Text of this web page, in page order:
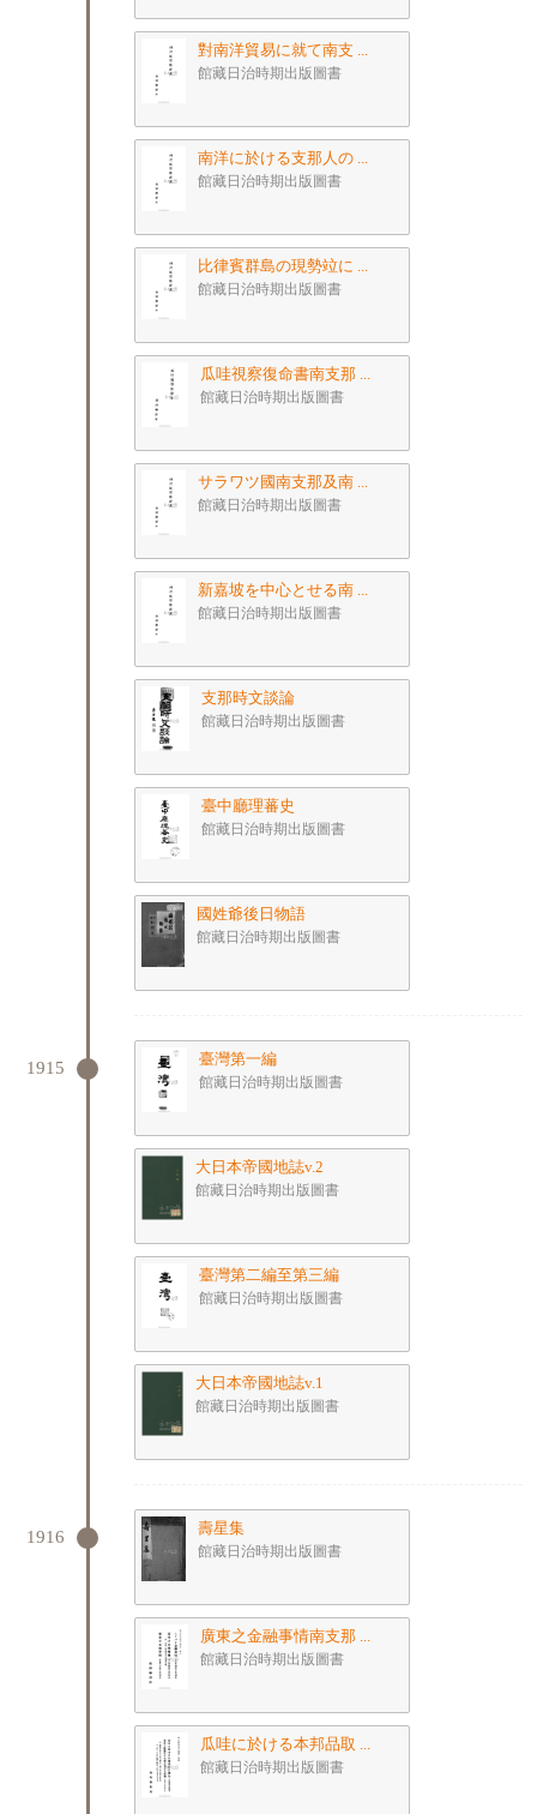
對南洋貿易に就て南支 ...
館藏日治時期出版圖書
南洋に於ける支那人の ...
館藏日治時期出版圖書
比律賓群島の現勢竝に ...
館藏日治時期出版圖書
瓜哇視察復命書南支那 ...
館藏日治時期出版圖書
サラワツ國南支那及南 ...
館藏日治時期出版圖書
新嘉坡を中心とせる南 ...
館藏日治時期出版圖書
支那時文談論
館藏日治時期出版圖書
臺中廳理蕃史
館藏日治時期出版圖書
國姓爺後日物語
館藏日治時期出版圖書
1915 臺灣第一編
館藏日治時期出版圖書
大日本帝國地誌v.2
館藏日治時期出版圖書
臺灣第二編至第三編
館藏日治時期出版圖書
大日本帝國地誌v.1
館藏日治時期出版圖書
1916 壽星集
館藏日治時期出版圖書
廣東之金融事情南支那 ...
館藏日治時期出版圖書
瓜哇に於ける本邦品取 ...
館藏日治時期出版圖書